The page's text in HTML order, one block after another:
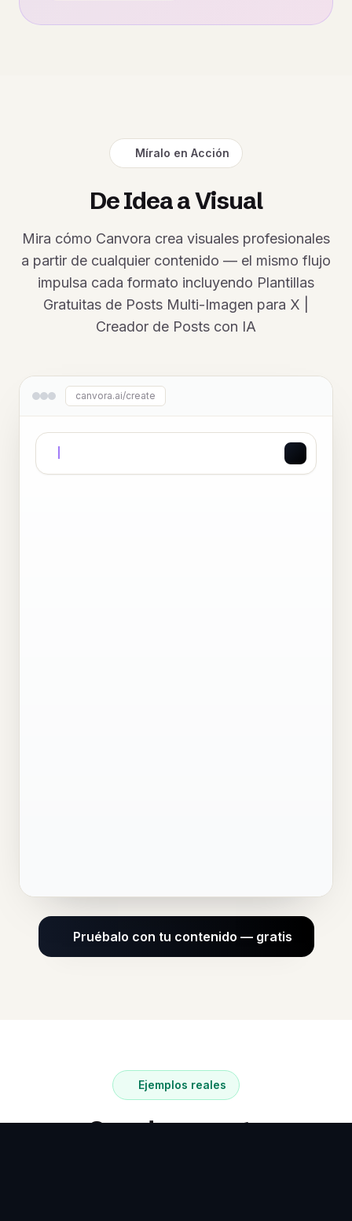
Míralo en Acción
De Idea a Visual
Mira cómo Canvora crea visuales profesionales
a partir de cualquier contenido — el mismo flujo
impulsa cada formato incluyendo Plantillas
Gratuitas de Posts Multi-Imagen para X |
Creador de Posts con IA
canvora.ai/create
Pruébalo con tu contenido — gratis
Ejemplos reales
Creado con esta